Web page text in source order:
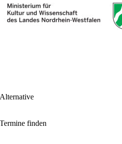
Alternative
Termine finden